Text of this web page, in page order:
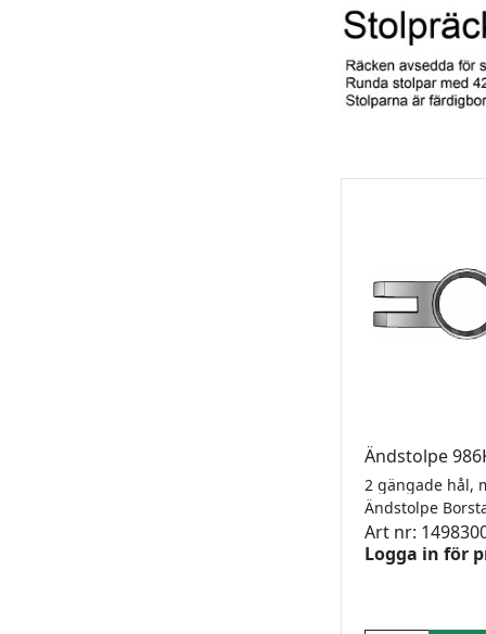
Ändstolpe
Ändstolpe
Art nr:
Logga in för